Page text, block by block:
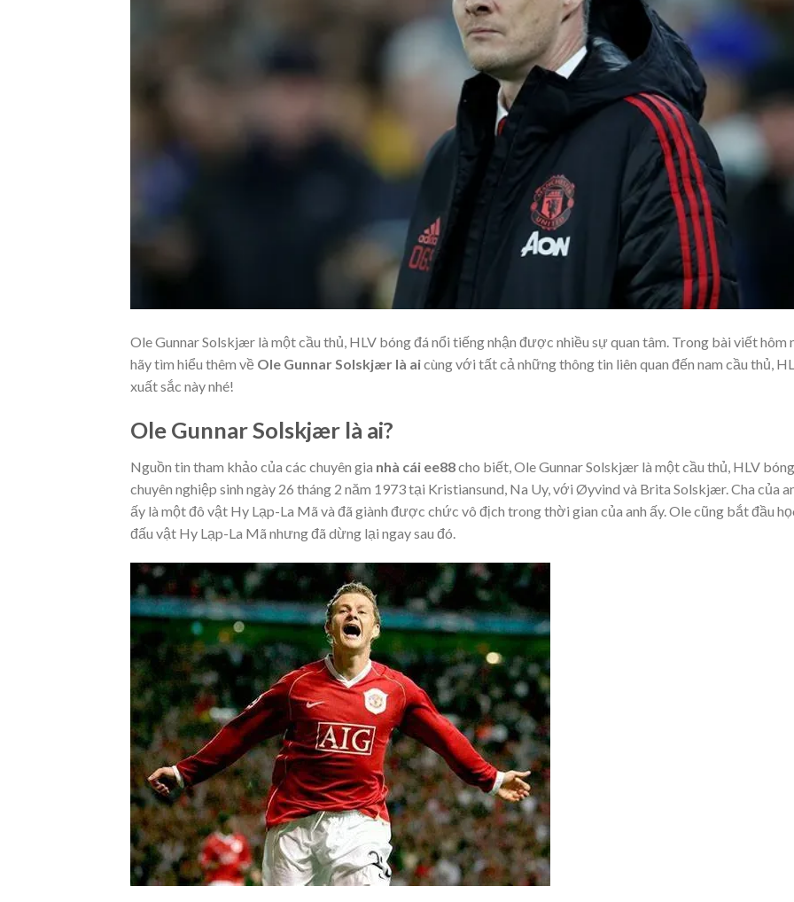
Ole Gunnar Solskjær là một cầu thủ, HLV bóng đá nổi tiếng nhận được nhiều sự quan tâm. Trong bài viết hôm
hãy tìm hiểu thêm về Ole Gunnar Solskjær là aicùng với tất cả những thông tin liên quan đến nam cầu thủ,
xuất sắc này nhé!
Ole Gunnar Solskjær là ai?
Nguồn tin tham khảo của các chuyên gia nhà cái ee88cho biết, Ole Gunnar Solskjær là một cầu thủ, HLV
chuyên nghiệp sinh ngày 26 tháng 2 năm 1973 tại Kristiansund, Na Uy, với Øyvind và Brita Solskjær. Cha của
ấy là một đô vật Hy Lạp-La Mã và đã giành được chức vô địch trong thời gian của anh ấy. Ole cũng bắt đầu
đấu vật Hy Lạp-La Mã nhưng đã dừng lại ngay sau đó.